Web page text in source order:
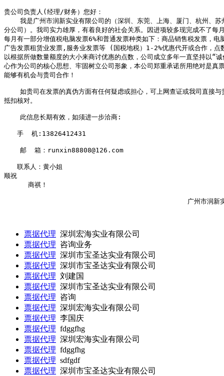
贵公司负责人(经理/财务）您好：
我是广州市润新实业有限公司的（深圳、东莞、上海、厦门、杭州、苏
分公司）。我司实力雄厚，有着良好的社会关系。因进项较多现完成不了每
每月有一部分增值税电脑发票6%和普通发票种类如下：商品销售税发票，电
广告发票租赁业发票,服务业发票等 (国税地税）1-2%优惠代开或合作，点
以根据所做数量额度的大小来商讨优惠的点数，公司成立多年一直坚持以“
心作为公司的核心思想、牢固树立公司形象，本公司郑重承诺所用绝对是真
能够有机会与贵司合作！
如贵司在发票的真伪方面有任何疑虑或担心，可上网查证或我司直接与
抵扣核对。
    此信息长期有效，如须进一步洽商:
手  机:13826412431
    邮  箱：runxin88808@126.com
联系人：黄小姐
顺祝
      商祺！
广州市润新实业有限
票据代理 深圳宏海实业有限公司
票据代理 咨询业务
票据代理 深圳市宝圣达实业有限公司
票据代理 深圳市宝圣达实业有限公司
票据代理 刘建国
票据代理 深圳市宝圣达实业有限公司
票据代理 咨询
票据代理 深圳宏海实业有限公司
票据代理 李国庆
票据代理 fdggfhg
票据代理 深圳宏海实业有限公司
票据代理 fdggfhg
票据代理 sdfgdf
票据代理 深圳市宝圣达实业有限公司